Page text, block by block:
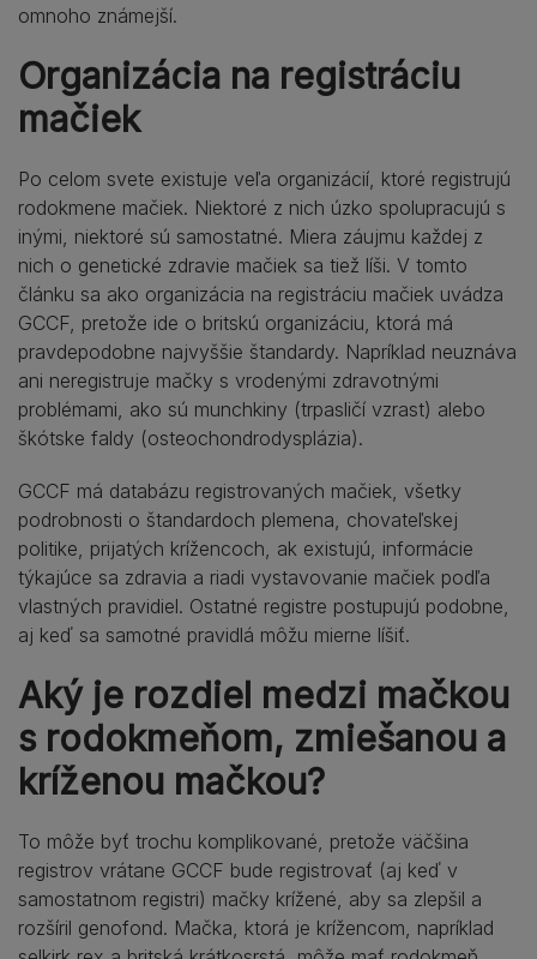
omnoho známejší.
Organizácia na registráciu
mačiek
Po celom svete existuje veľa organizácií, ktoré registrujú
rodokmene mačiek. Niektoré z nich úzko spolupracujú s
inými, niektoré sú samostatné. Miera záujmu každej z
nich o genetické zdravie mačiek sa tiež líši. V tomto
článku sa ako organizácia na registráciu mačiek uvádza
GCCF, pretože ide o britskú organizáciu, ktorá má
pravdepodobne najvyššie štandardy. Napríklad neuznáva
ani neregistruje mačky s vrodenými zdravotnými
problémami, ako sú munchkiny (trpasličí vzrast) alebo
škótske faldy (osteochondrodysplázia).
GCCF má databázu registrovaných mačiek, všetky
podrobnosti o štandardoch plemena, chovateľskej
politike, prijatých krížencoch, ak existujú, informácie
týkajúce sa zdravia a riadi vystavovanie mačiek podľa
vlastných pravidiel. Ostatné registre postupujú podobne,
aj keď sa samotné pravidlá môžu mierne líšiť.
Aký je rozdiel medzi mačkou
s rodokmeňom, zmiešanou a
kríženou mačkou?
To môže byť trochu komplikované, pretože väčšina
registrov vrátane GCCF bude registrovať (aj keď v
samostatnom registri) mačky krížené, aby sa zlepšil a
rozšíril genofond. Mačka, ktorá je krížencom, napríklad